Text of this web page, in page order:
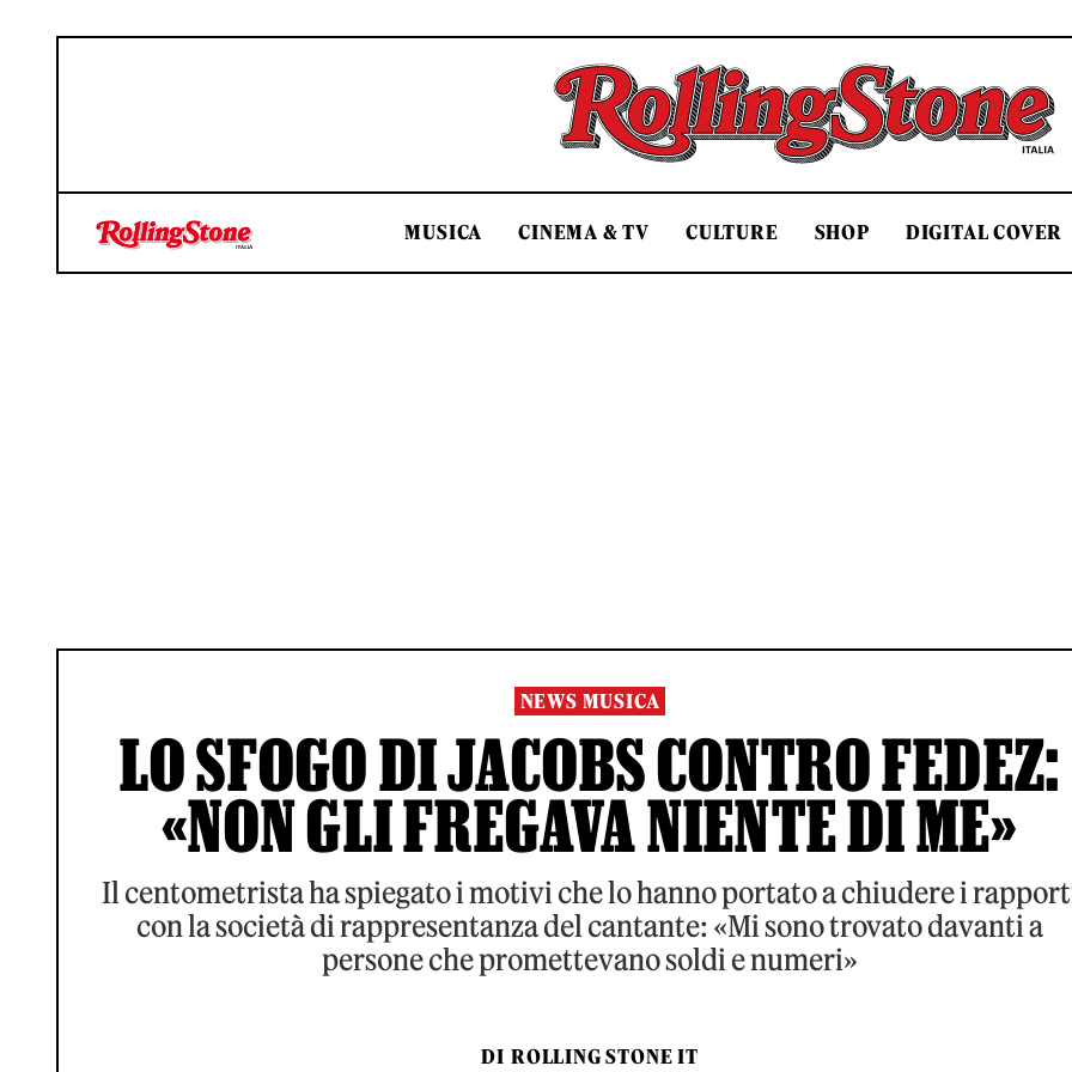
Rolling Stone Italia
MUSICA CINEMA & TV CULTURE SHOP DIGITAL COVER
NEWS MUSICA
LO SFOGO DI JACOBS CONTRO FEDEZ:
«NON GLI FREGAVA NIENTE DI ME»
Il centometrista ha spiegato i motivi che lo hanno portato a chiudere i
con la società di rappresentanza del cantante: «Mi sono trovato davanti a
persone che promettevano soldi e numeri»
DI ROLLING STONE IT